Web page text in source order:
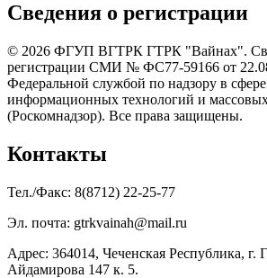
Сведения о регистрации
© 2026 ФГУП ВГТРК ГТРК "Вайнах".
регистрации СМИ № ФС77-59166 от
Федеральной службой по надзору в сфере
информационных технологий и
(Роскомнадзор). Все права защищены.
Контакты
Тел./Факс: 8(8712) 22-25-77
Эл. почта: gtrkvainah@mail.ru
Адрес: 364014, Чеченская Республика, г.
Айдамирова 147 к. 5.